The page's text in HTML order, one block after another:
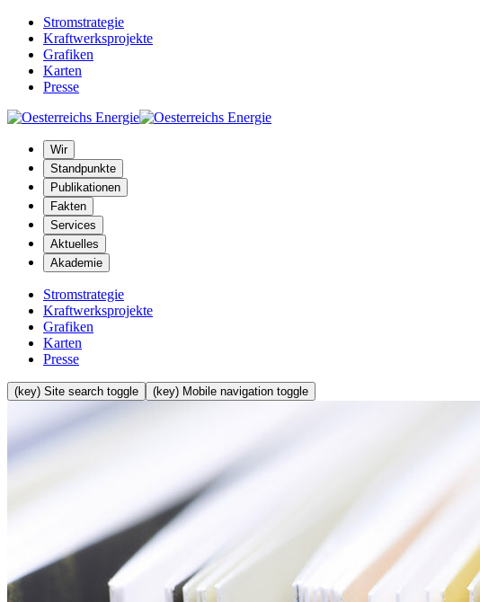
Stromstrategie
Kraftwerksprojekte
Grafiken
Karten
Presse
Wir
Standpunkte
Publikationen
Fakten
Services
Aktuelles
Akademie
Stromstrategie
Kraftwerksprojekte
Grafiken
Karten
Presse
(key) Site search toggle (key) Mobile navigation toggle